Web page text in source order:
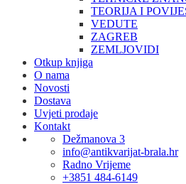
TEORIJA I
VEDUTE
ZAGREB
ZEMLJOVIDI
Otkup knjiga
O nama
Novosti
Dostava
Uvjeti prodaje
Kontakt
Dežmanova 3
info@antikvarijat-brala.hr
Radno Vrijeme
+3851 484-6149